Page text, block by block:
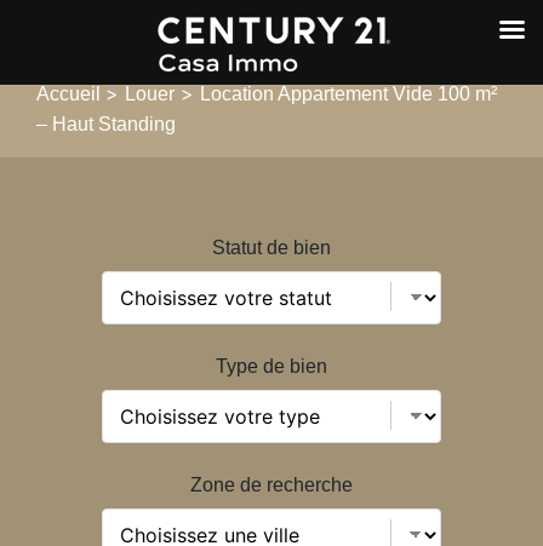
Accueil > Louer > Location Appartement Vide 100 m²
– Haut Standing
Statut de bien
Type de bien
Zone de recherche